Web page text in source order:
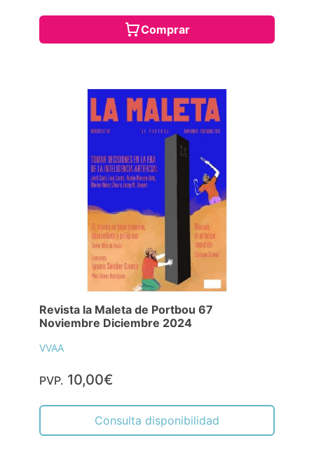
Comprar
Revista la Maleta de Portbou 67
Noviembre Diciembre 2024
VVAA
PVP. 10,00€
Consulta disponibilidad